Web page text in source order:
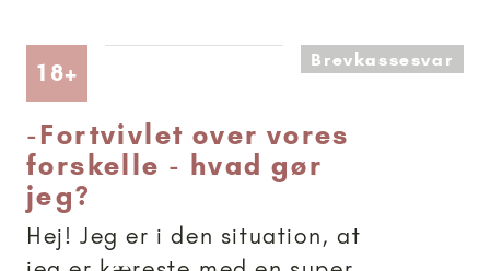
18+ Artikler anbefalet til 18+Brevkassesvar
-Fortvivlet over vores
forskelle - hvad gør
jeg?
Hej! Jeg er i den situation, at